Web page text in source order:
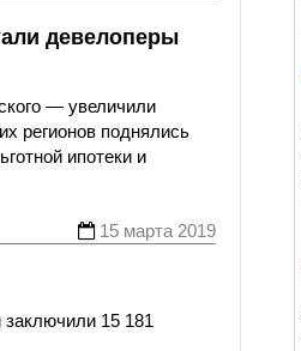
девелоперы
— увеличили
регионов поднялись
ипотеки и
15 марта 2019
заключили 15 181